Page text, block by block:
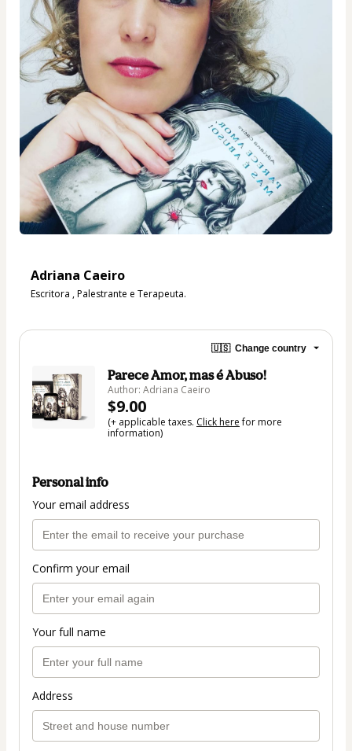
Adriana Caeiro
Escritora , Palestrante e Terapeuta.
🇺🇸 Change country
Parece Amor, mas é Abuso!
Author: Adriana Caeiro
$9.00
(+ applicable taxes. Click herefor more
information)
Personal info
Your email address
Confirm your email
Your full name
Address